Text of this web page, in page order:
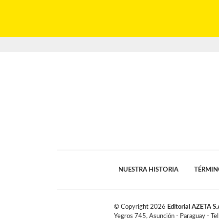
NUESTRA HISTORIA
© Copyright 2026 Editorial AZETA
Yegros 745, Asunción - Paraguay -